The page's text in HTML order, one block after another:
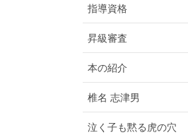
指導資格
昇級審査
本の紹介
椎名 志津男
泣く子も黙る虎の穴